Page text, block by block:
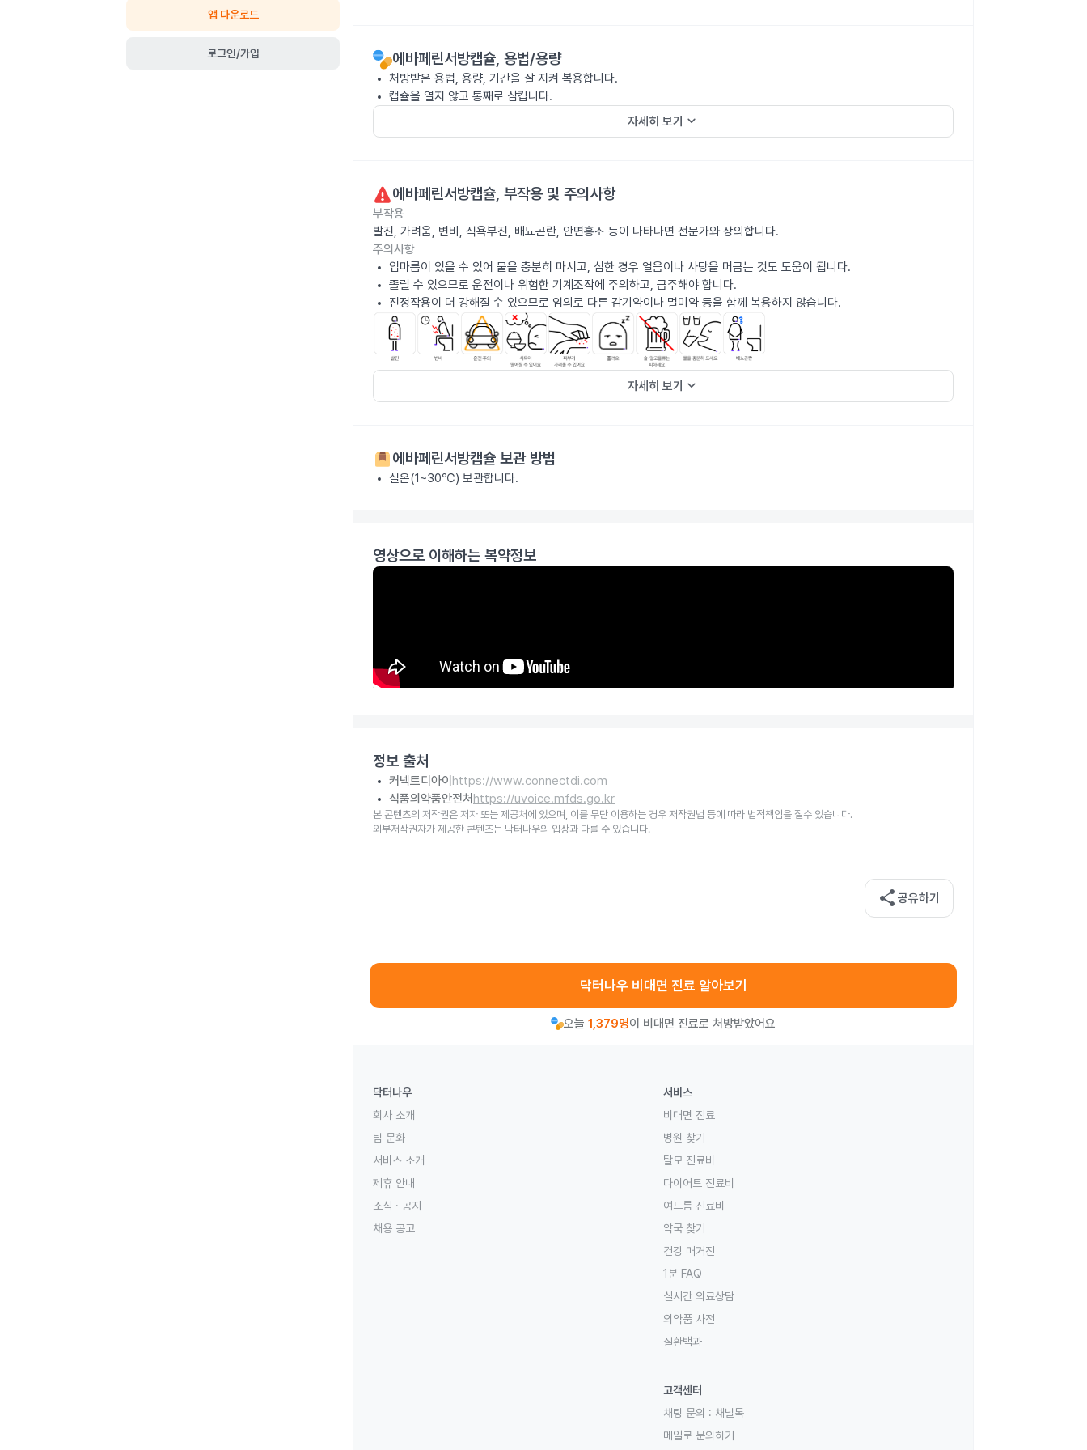
앱 다운로드
로그인/가입 에바페린서방캡슐, 용법/용량
처방받은 용법, 용량, 기간을 잘 지켜 복용합니다.
캡슐을 열지 않고 통째로 삼킵니다.
자세히 보기 keyboard_arrow_down
에바페린서방캡슐, 부작용 및 주의사항
부작용
발진, 가려움, 변비, 식욕부진, 배뇨곤란, 안면홍조 등이 나타나면 전문가와 상의합니다.
주의사항
입마름이 있을 수 있어 물을 충분히 마시고, 심한 경우 얼음이나 사탕을 머금는 것도 도움이 됩니다.
졸릴 수 있으므로 운전이나 위험한 기계조작에 주의하고, 금주해야 합니다.
진정작용이 더 강해질 수 있으므로 임의로 다른 감기약이나 멀미약 등을 함께 복용하지 않습니다.
자세히 보기 keyboard_arrow_down
에바페린서방캡슐 보관 방법
실온(1~30℃) 보관합니다.
영상으로 이해하는 복약정보
정보 출처
커넥트디아이 https://www.connectdi.com
식품의약품안전처 https://uvoice.mfds.go.kr
본 콘텐츠의 저작권은 저자 또는 제공처에 있으며, 이를 무단 이용하는 경우 저작권법 등에 따라 법적책임을 질수 있습니다.
외부저작권자가 제공한 콘텐츠는 닥터나우의 입장과 다를 수 있습니다.
share 공유하기
닥터나우 비대면 진료 알아보기
오늘 1,379명이 비대면 진료로 처방받았어요
닥터나우
회사 소개
팀 문화
서비스 소개
제휴 안내
소식 · 공지
채용 공고
서비스
비대면 진료
병원 찾기
탈모 진료비
다이어트 진료비
여드름 진료비
약국 찾기
건강 매거진
1분 FAQ
실시간 의료상담
의약품 사전
질환백과
고객센터
채팅 문의 : 채널톡
메일로 문의하기